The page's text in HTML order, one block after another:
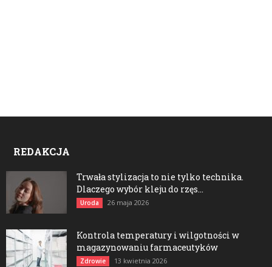
REDAKCJA
Trwała stylizacja to nie tylko technika.
Dlaczego wybór kleju do rzęs...
Uroda 26 maja 2026
Kontrola temperatury i wilgotności w
magazynowaniu farmaceutyków
Zdrowie 13 kwietnia 2026